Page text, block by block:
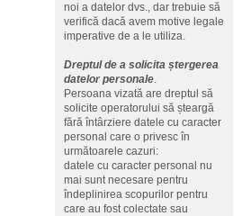
noi a datelor dvs., dar trebuie să
verifică dacă avem motive legale
imperative de a le utiliza.
Dreptul de a solicita ștergerea
datelor personale.
Persoana vizată are dreptul să
solicite operatorului să șteargă
fără întârziere datele cu caracter
personal care o privesc în
următoarele cazuri:
datele cu caracter personal nu
mai sunt necesare pentru
îndeplinirea scopurilor pentru
care au fost colectate sau